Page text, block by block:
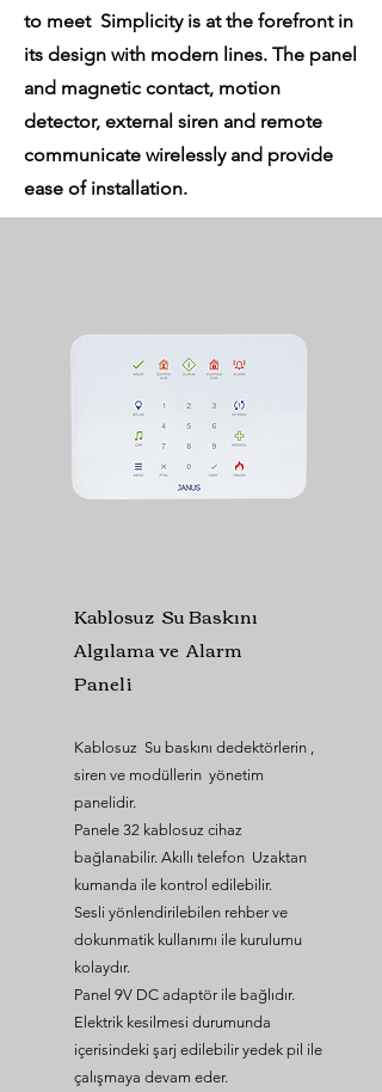
to meet Simplicity is at the forefront in
its design with modern lines. The panel
and magnetic contact, motion
detector, external siren and remote
communicate wirelessly and provide
ease of installation.
Kablosuz Su Baskını
Algılama ve Alarm
Paneli
Kablosuz Su baskını dedektörlerin ,
siren ve modüllerin yönetim
panelidir.
Panele 32 kablosuz cihaz
bağlanabilir. Akıllı telefon Uzaktan
kumanda ile kontrol edilebilir.
Sesli yönlendirilebilen rehber ve
dokunmatik kullanımı ile kurulumu
kolaydır.
Panel 9V DC adaptör ile bağlıdır.
Elektrik kesilmesi durumunda
içerisindeki şarj edilebilir yedek pil ile
çalışmaya devam eder.